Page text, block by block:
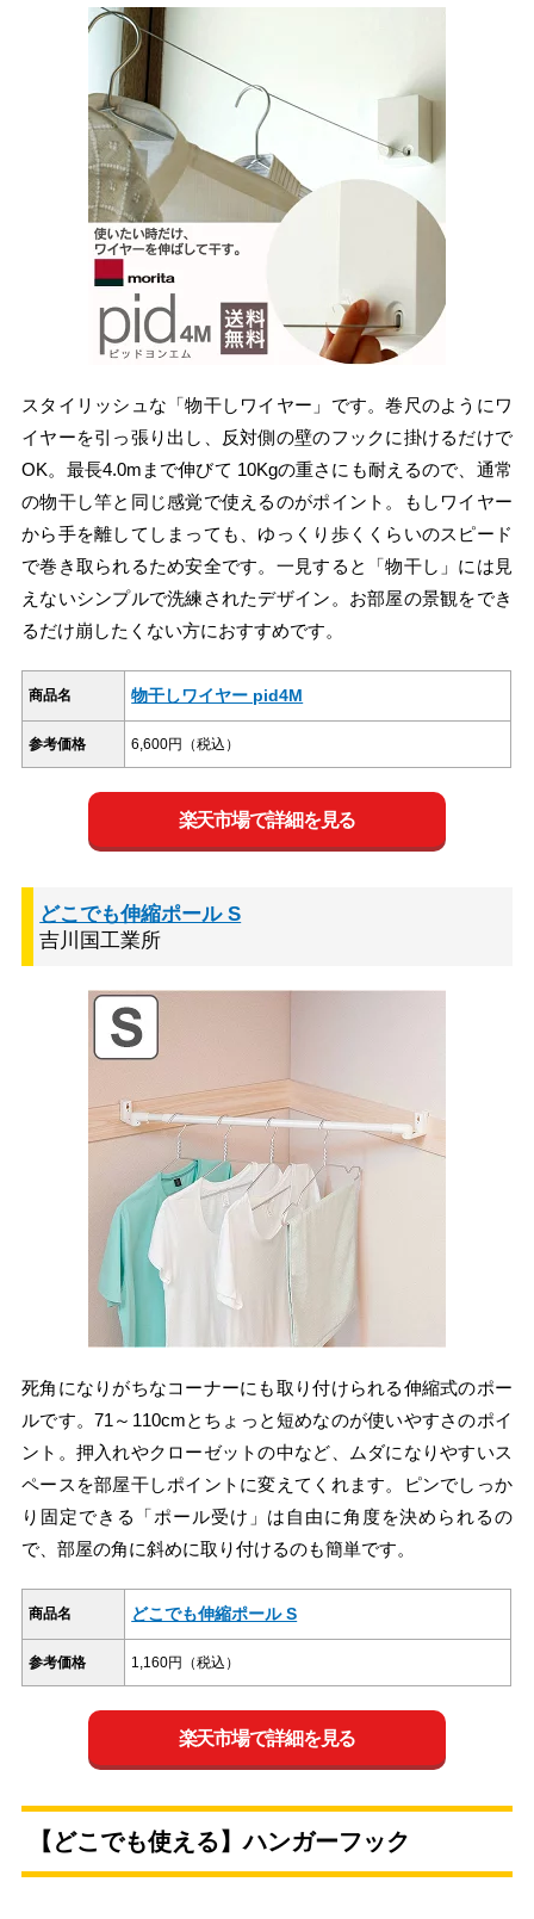
スタイリッシュな「物干しワイヤー」です。巻尺のようにワ
イヤーを引っ張り出し、反対側の壁のフックに掛けるだけで
OK。最長4.0mまで伸びて 10Kgの重さにも耐えるので、通常
の物干し竿と同じ感覚で使えるのがポイント。もしワイヤー
から手を離してしまっても、ゆっくり歩くくらいのスピード
で巻き取られるため安全です。一見すると「物干し」には見
えないシンプルで洗練されたデザイン。お部屋の景観をでき
るだけ崩したくない方におすすめです。
商品名 物干しワイヤー pid4M
参考価格 6,600円（税込）
楽天市場で詳細を見る
どこでも伸縮ポール S
吉川国工業所
死角になりがちなコーナーにも取り付けられる伸縮式のポー
ルです。71～110cmとちょっと短めなのが使いやすさのポイ
ント。押入れやクローゼットの中など、ムダになりやすいス
ペースを部屋干しポイントに変えてくれます。ピンでしっか
り固定できる「ポール受け」は自由に角度を決められるの
で、部屋の角に斜めに取り付けるのも簡単です。
商品名 どこでも伸縮ポール S
参考価格 1,160円（税込）
楽天市場で詳細を見る
【どこでも使える】ハンガーフック